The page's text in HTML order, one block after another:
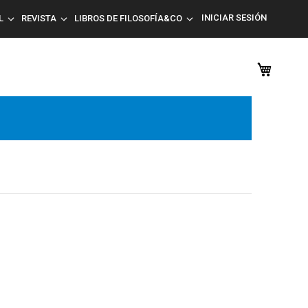
REVISTA LIBROS DE FILOSOFÍA&CO INICIAR SESIÓN